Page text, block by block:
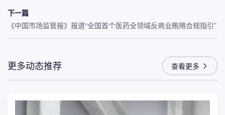
下一篇
《中国市场监管报》报道“全国首个医药全领域反商业贿赂合规指引”
更多动态推荐 查看更多